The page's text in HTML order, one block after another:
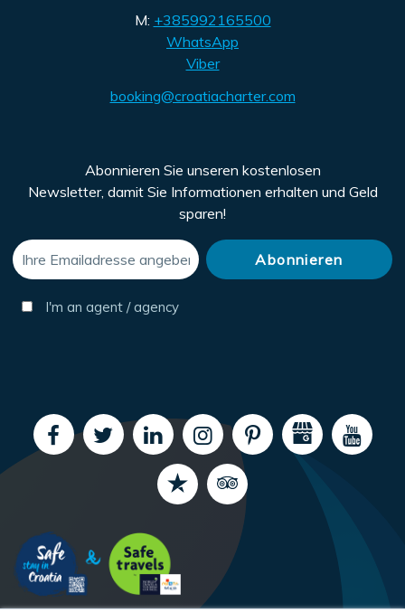
M: +385992165500
WhatsApp
Viber
booking@croatiacharter.com
Abonnieren Sie unseren kostenlosen
Newsletter, damit Sie Informationen erhalten und Geld
sparen!
I'm an agent / agency